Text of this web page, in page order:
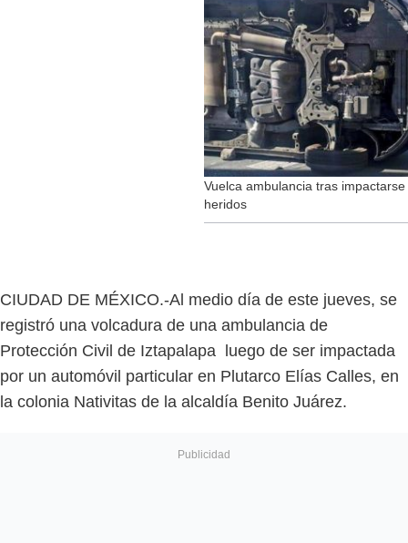
Vuelca ambulancia tras
heridos
CIUDAD DE MÉXICO.-Al medio día de este jueves, se
registró una volcadura de una ambulancia de
Protección Civil de Iztapalapa luego de ser impactada
por un automóvil particular en Plutarco Elías Calles, en
la colonia Nativitas de la alcaldía Benito Juárez.